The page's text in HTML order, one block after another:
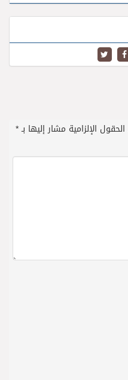
الحقول الإلزامية مشار إليها بـ*